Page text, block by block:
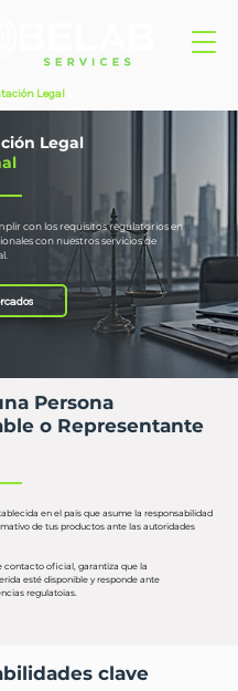
Legal
Legal
con los requisitos regulatorios en
con nuestros servicios de
Persona
o Representante
en el país que asume la responsabilidad
de tus productos ante las autoridades
contacto oficial, garantiza que la
esté disponible y responde ante
regulatoias.
clave